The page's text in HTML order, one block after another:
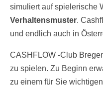
simuliert auf spielerische
Verhaltensmuster.
und endlich auch in
CASHFLOW -Club
zu spielen. Zu Beginn
zu einem für Sie